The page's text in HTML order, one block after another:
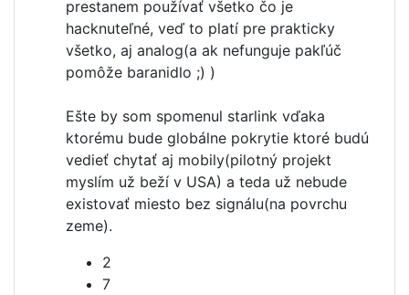
prestanem používať všetko čo je
hacknuteľné, veď to platí pre prakticky
všetko, aj analog(a ak nefunguje pakľúč
pomôže baranidlo ;) )
Ešte by som spomenul starlink vďaka
ktorému bude globálne pokrytie ktoré budú
vedieť chytať aj mobily(pilotný projekt
myslím už beží v USA) a teda už nebude
existovať miesto bez signálu(na povrchu
zeme).
2
7